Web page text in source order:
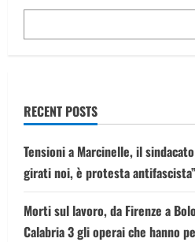
RECENT POSTS
Tensioni a Marcinelle, il
girati noi, è protesta antifascista”
Morti sul lavoro, da Firenze a
Calabria 3 gli operai che hanno